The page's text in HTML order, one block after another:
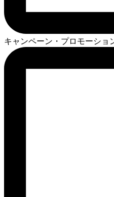
キャンペーン・プロモーショ